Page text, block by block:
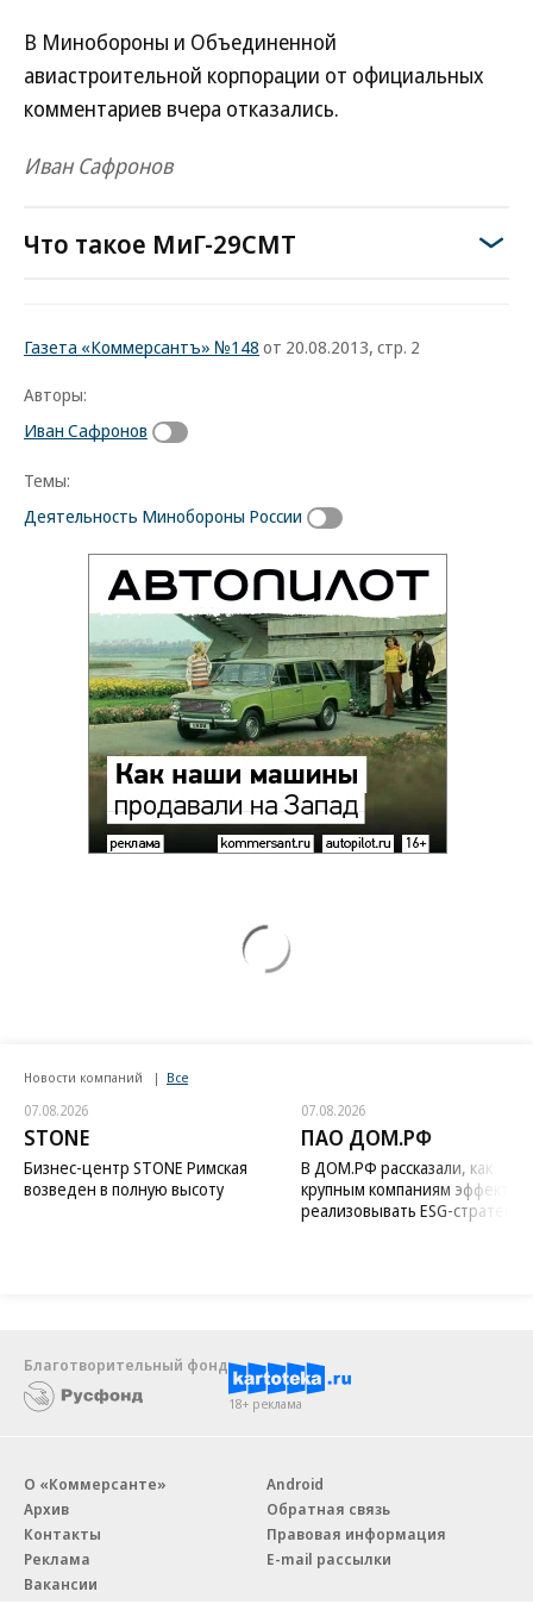
В Минобороны и Объединенной
авиастроительной корпорации от официальных
комментариев вчера отказались.
Иван Сафронов
Что такое МиГ-29СМТ
Газета «Коммерсантъ» №148 от 20.08.2013, стр. 2
Авторы:
Иван Сафронов
Темы:
Деятельность Минобороны России
Новости компаний Все
07.08.2026
STONE
Бизнес-центр STONE Римская
возведен в полную высоту
07.08.2026
ПАО ДОМ.РФ
В ДОМ.РФ рассказали, как
крупным компаниям
реализовывать ESG-стратегию
Благотворительный фонд
18+ реклама
О «Коммерсанте»
Архив
Контакты
Реклама
Вакансии
Android
Обратная связь
Правовая информация
E-mail рассылки